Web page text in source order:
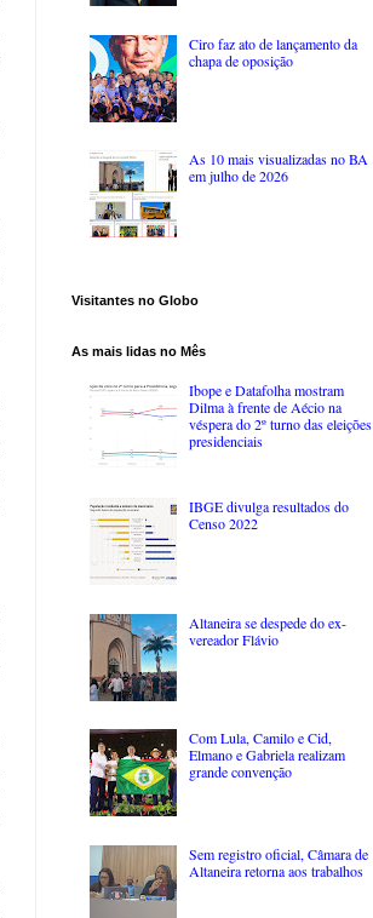
Ciro faz ato de lançamento da
chapa de oposição
As 10 mais visualizadas no BA
em julho de 2026
Visitantes no Globo
As mais lidas no Mês
Ibope e Datafolha mostram
Dilma à frente de Aécio na
véspera do 2º turno das eleições
presidenciais
IBGE divulga resultados do
Censo 2022
Altaneira se despede do ex-
vereador Flávio
Com Lula, Camilo e Cid,
Elmano e Gabriela realizam
grande convenção
Sem registro oficial, Câmara de
Altaneira retorna aos trabalhos